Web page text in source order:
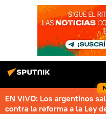
EN VIVO: Los argentinos
contra la reforma a la Ley